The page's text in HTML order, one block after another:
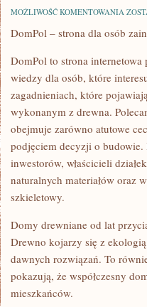
MOŻLIWOŚĆ KOMENTOWANIA
DomPol – strona dla osób
DomPol to strona
wiedzy dla osób, które
zagadnieniach, które
wykonanym z drewna.
obejmuje zarówno atutowe
podjęciem decyzji o
inwestorów, właścicieli
naturalnych materiałów oraz
szkieletowy.
Domy drewniane od lat
Drewno kojarzy się z
dawnych rozwiązań. To
pokazują, że współczesny
mieszkańców.